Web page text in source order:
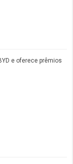
e oferece prêmios